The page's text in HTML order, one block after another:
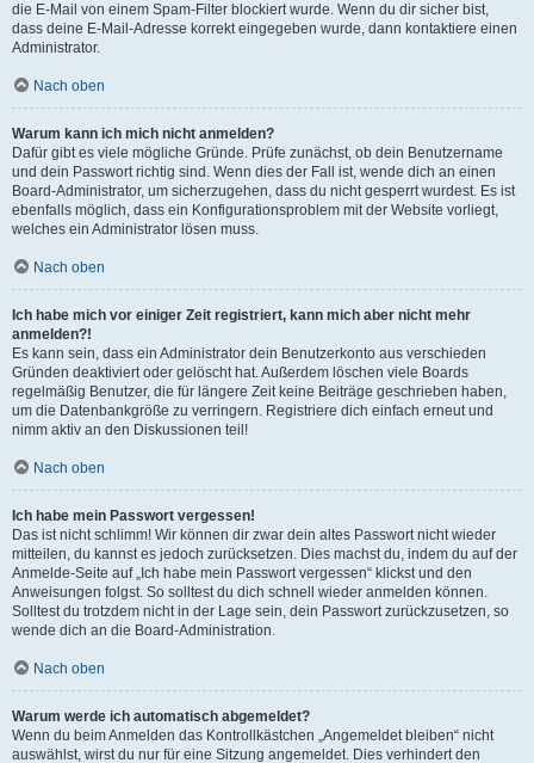
die E-Mail von einem Spam-Filter blockiert wurde. Wenn du dir sicher bist,
dass deine E-Mail-Adresse korrekt eingegeben wurde, dann kontaktiere einen
Administrator.
Nach oben
Warum kann ich mich nicht anmelden?
Dafür gibt es viele mögliche Gründe. Prüfe zunächst, ob dein Benutzername
und dein Passwort richtig sind. Wenn dies der Fall ist, wende dich an einen
Board-Administrator, um sicherzugehen, dass du nicht gesperrt wurdest. Es ist
ebenfalls möglich, dass ein Konfigurationsproblem mit der Website vorliegt,
welches ein Administrator lösen muss.
Nach oben
Ich habe mich vor einiger Zeit registriert, kann mich aber nicht mehr
anmelden?!
Es kann sein, dass ein Administrator dein Benutzerkonto aus verschieden
Gründen deaktiviert oder gelöscht hat. Außerdem löschen viele Boards
regelmäßig Benutzer, die für längere Zeit keine Beiträge geschrieben haben,
um die Datenbankgröße zu verringern. Registriere dich einfach erneut und
nimm aktiv an den Diskussionen teil!
Nach oben
Ich habe mein Passwort vergessen!
Das ist nicht schlimm! Wir können dir zwar dein altes Passwort nicht wieder
mitteilen, du kannst es jedoch zurücksetzen. Dies machst du, indem du auf der
Anmelde-Seite auf „Ich habe mein Passwort vergessen“ klickst und den
Anweisungen folgst. So solltest du dich schnell wieder anmelden können.
Solltest du trotzdem nicht in der Lage sein, dein Passwort zurückzusetzen, so
wende dich an die Board-Administration.
Nach oben
Warum werde ich automatisch abgemeldet?
Wenn du beim Anmelden das Kontrollkästchen „Angemeldet bleiben“ nicht
auswählst, wirst du nur für eine Sitzung angemeldet. Dies verhindert den